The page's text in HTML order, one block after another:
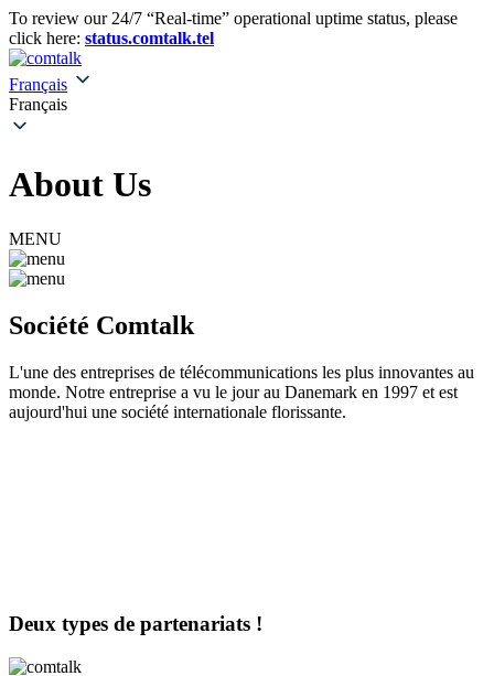
To review our 24/7 “Real-time” operational uptime status, please
click here: status.comtalk.tel
Français
Français
About Us
MENU
Société Comtalk
L'une des entreprises de télécommunications les plus innovantes au
monde. Notre entreprise a vu le jour au Danemark en 1997 et est
aujourd'hui une société internationale florissante.
Deux types de partenariats !